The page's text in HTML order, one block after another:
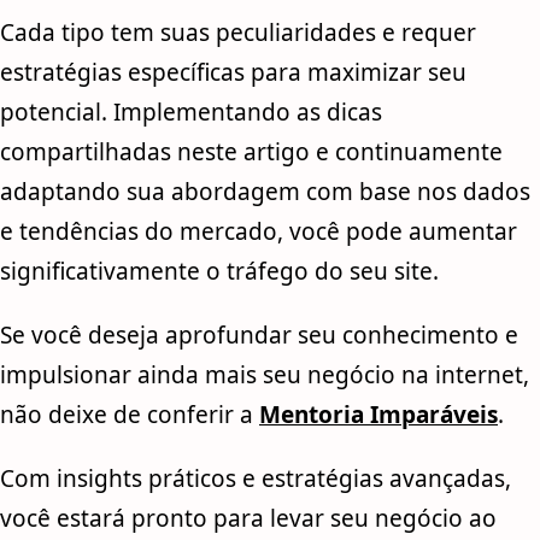
Cada tipo tem suas peculiaridades e requer
estratégias específicas para maximizar seu
potencial. Implementando as dicas
compartilhadas neste artigo e continuamente
adaptando sua abordagem com base nos dados
e tendências do mercado, você pode aumentar
significativamente o tráfego do seu site.
Se você deseja aprofundar seu conhecimento e
impulsionar ainda mais seu negócio na internet,
não deixe de conferir a Mentoria Imparáveis.
Com insights práticos e estratégias avançadas,
você estará pronto para levar seu negócio ao